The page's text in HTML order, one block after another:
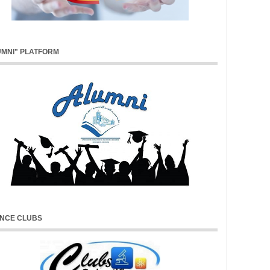
PLATFORM
CLUBS